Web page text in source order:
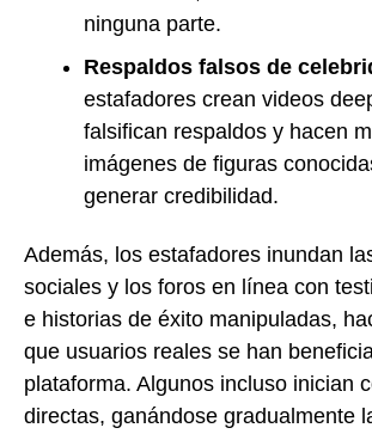
ninguna parte.
Respaldos falsos de
estafadores crean videos
falsifican respaldos y hacen
imágenes de figuras
generar credibilidad.
Además, los estafadores inundan
sociales y los foros en línea con
e historias de éxito manipuladas,
que usuarios reales se han
plataforma. Algunos incluso inician
directas, ganándose gradualmente